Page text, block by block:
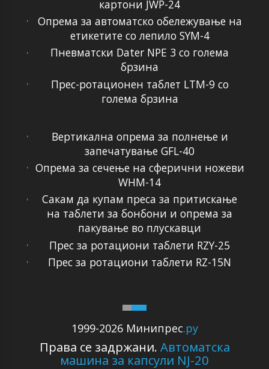
картони JWP-24
Опрема за автоматско обележување на
етикетите со лепило SYM-4
Пневматски Dater NPE 3 со голема
брзина
Прес-ротационен таблет LTM-9 со
голема брзина
1999-2026 Минипрес.ру
Права се задржани. Автоматска
машина за капсули NJ-20
Вертикална опрема за полнење и
запечатување GFL-40
Опрема за сечење на сферични ножеви
WHM-14
Сакам да купам преса за притискање
на таблети за бонбони и опрема за
пакување во плускавци
Прес за ротациони таблети RZY-25
Прес за ротациони таблети RZ-15N